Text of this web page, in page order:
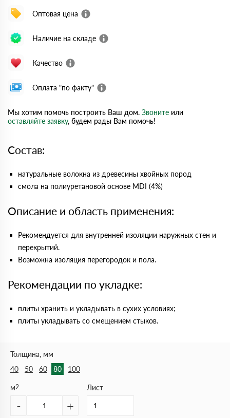
Оптовая цена
Наличие на складе
Качество
Оплата "по факту"
Мы хотим помочь построить Ваш дом. Звоните или
оставляйте заявку, будем рады Вам помочь!
Состав:
натуральные волокна из древесины хвойных пород
смола на полиуретановой основе MDI (4%)
Описание и область применения:
Рекомендуется для внутренней изоляции наружных стен и
перекрытий.
Возможна изоляция перегородок и пола.
Рекомендации по укладке:
плиты хранить и укладывать в сухих условиях;
плиты укладывать со смещением стыков.
Толщина, мм
40
50 60 80 100
м2
- +
Лист